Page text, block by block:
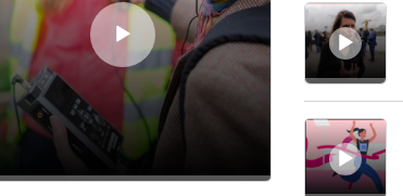
Lecteur audio